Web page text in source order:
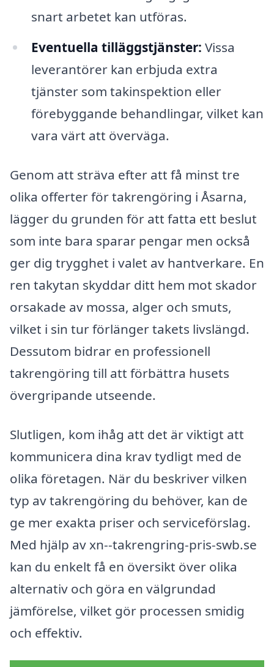
snart arbetet kan utföras.
Eventuella tilläggstjänster: Vissa
leverantörer kan erbjuda extra
tjänster som takinspektion eller
förebyggande behandlingar, vilket kan
vara värt att överväga.
Genom att sträva efter att få minst tre
olika offerter för takrengöring i Åsarna,
lägger du grunden för att fatta ett beslut
som inte bara sparar pengar men också
ger dig trygghet i valet av hantverkare. En
ren takytan skyddar ditt hem mot skador
orsakade av mossa, alger och smuts,
vilket i sin tur förlänger takets livslängd.
Dessutom bidrar en professionell
takrengöring till att förbättra husets
övergripande utseende.
Slutligen, kom ihåg att det är viktigt att
kommunicera dina krav tydligt med de
olika företagen. När du beskriver vilken
typ av takrengöring du behöver, kan de
ge mer exakta priser och serviceförslag.
Med hjälp av xn--takrengring-pris-swb.se
kan du enkelt få en översikt över olika
alternativ och göra en välgrundad
jämförelse, vilket gör processen smidig
och effektiv.